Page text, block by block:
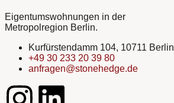
Eigentumswohnungen in der
Metropolregion Berlin.
Kurfürstendamm 104, 10711 Berlin
+49 30 233 20 39 80
anfragen@stonehedge.de